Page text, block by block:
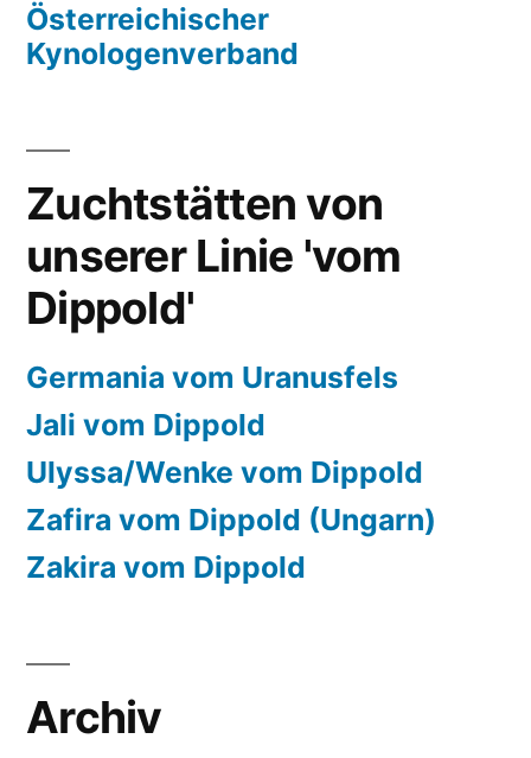
Österreichischer
Kynologenverband
Zuchtstätten von
unserer Linie 'vom
Dippold'
Germania vom Uranusfels
Jali vom Dippold
Ulyssa/Wenke vom Dippold
Zafira vom Dippold (Ungarn)
Zakira vom Dippold
Archiv